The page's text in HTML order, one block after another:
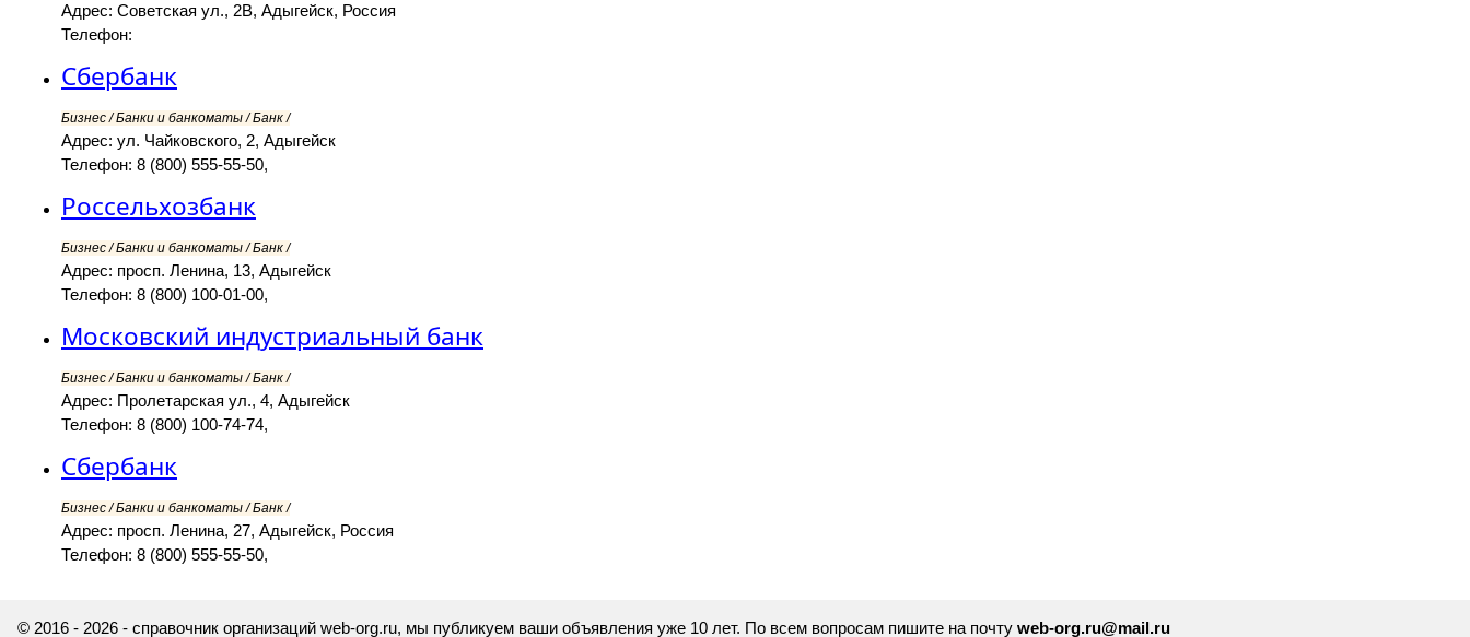
Адрес: Советская ул., 2В, Адыгейск, Россия
Телефон:
Сбербанк
Бизнес / Банки и банкоматы / Банк /
Адрес: ул. Чайковского, 2, Адыгейск
Телефон: 8 (800) 555-55-50,
Россельхозбанк
Бизнес / Банки и банкоматы / Банк /
Адрес: просп. Ленина, 13, Адыгейск
Телефон: 8 (800) 100-01-00,
Московский индустриальный банк
Бизнес / Банки и банкоматы / Банк /
Адрес: Пролетарская ул., 4, Адыгейск
Телефон: 8 (800) 100-74-74,
Сбербанк
Бизнес / Банки и банкоматы / Банк /
Адрес: просп. Ленина, 27, Адыгейск, Россия
Телефон: 8 (800) 555-55-50,
© 2016 - 2026 - справочник организаций web-org.ru, мы публикуем ваши объявления уже 10 лет. По всем вопросам пишите на почту web-org.ru@mail.ru